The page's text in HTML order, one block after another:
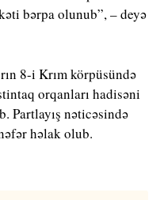
bərpa olunub”, – deyə
8-i Krım körpüsündə
orqanları hadisəni
Partlayış nəticəsində
həlak olub.